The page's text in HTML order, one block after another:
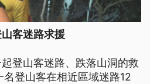
山客迷路求援
登山客迷路、跌落山洞的救
登山客在相近區域迷路12